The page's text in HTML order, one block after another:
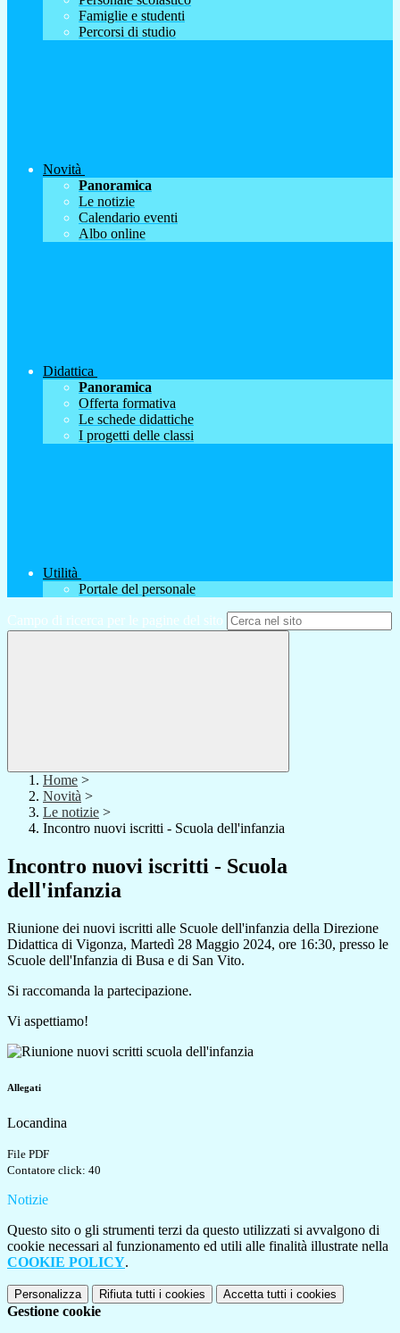
Famiglie e studenti
Percorsi di studio
Novità
Panoramica
Le notizie
Calendario eventi
Albo online
Didattica
Panoramica
Offerta formativa
Le schede didattiche
I progetti delle classi
Utilità
Portale del personale
Campo di ricerca per le pagine del sito
Home >
Novità >
Le notizie >
Incontro nuovi iscritti - Scuola dell'infanzia
Incontro nuovi iscritti - Scuola
dell'infanzia
Riunione dei nuovi iscritti alle Scuole dell'infanzia della Direzione
Didattica di Vigonza, Martedì 28 Maggio 2024, ore 16:30, presso le
Scuole dell'Infanzia di Busa e di San Vito.
Si raccomanda la partecipazione.
Vi aspettiamo!
Allegati
Locandina
File PDF
Contatore click: 40
Notizie
Questo sito o gli strumenti terzi da questo utilizzati si avvalgono di
cookie necessari al funzionamento ed utili alle finalità illustrate nella
COOKIE POLICY.
Personalizza Rifiuta tutti i cookies Accetta tutti i cookies
Gestione cookie